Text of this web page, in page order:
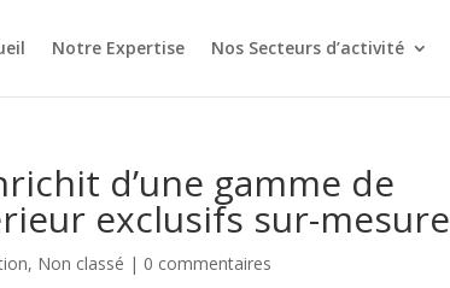
Notre Expertise Nos Secteurs d’activité
d’une gamme de
exclusifs sur-mesure
, Non classé | 0 commentaires